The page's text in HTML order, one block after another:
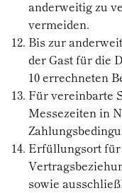
anderweitig zu
vermeiden.
Bis zur
der Gast für die
10 errechneten
Für vereinbarte
Messezeiten in
Erfüllungsort für
sowie